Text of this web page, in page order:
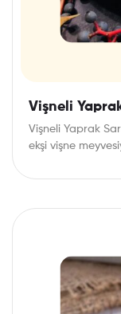
Vişneli
Vişneli Yaprak
ekşi vişne